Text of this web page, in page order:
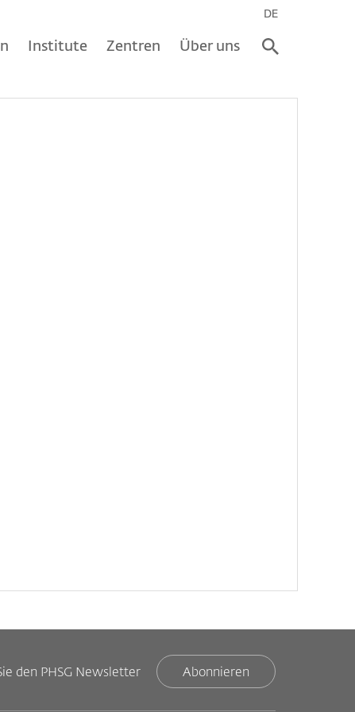
Institute Zentren Über uns
DE
den PHSG Newsletter Abonnieren